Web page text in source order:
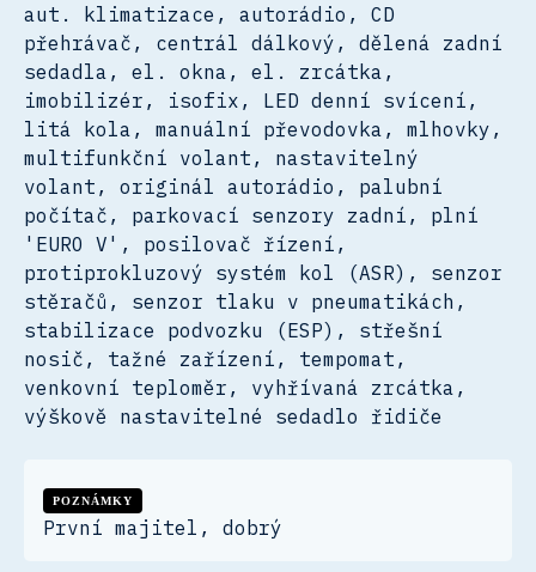
aut. klimatizace, autorádio, CD
přehrávač, centrál dálkový, dělená zadní
sedadla, el. okna, el. zrcátka,
imobilizér, isofix, LED denní svícení,
litá kola, manuální převodovka, mlhovky,
multifunkční volant, nastavitelný
volant, originál autorádio, palubní
počítač, parkovací senzory zadní, plní
'EURO V', posilovač řízení,
protiprokluzový systém kol (ASR), senzor
stěračů, senzor tlaku v pneumatikách,
stabilizace podvozku (ESP), střešní
nosič, tažné zařízení, tempomat,
venkovní teploměr, vyhřívaná zrcátka,
výškově nastavitelné sedadlo řidiče
POZNÁMKY
První majitel, dobrý